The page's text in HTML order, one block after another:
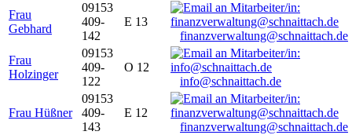
Frau
Gebhard
09153
409-
142
E 13
finanzverwaltung@schnaittach.de
Frau
Holzinger
09153
409-
122
O 12
info@schnaittach.de
Frau Hüßner
09153
409-
143
E 12
finanzverwaltung@schnaittach.de